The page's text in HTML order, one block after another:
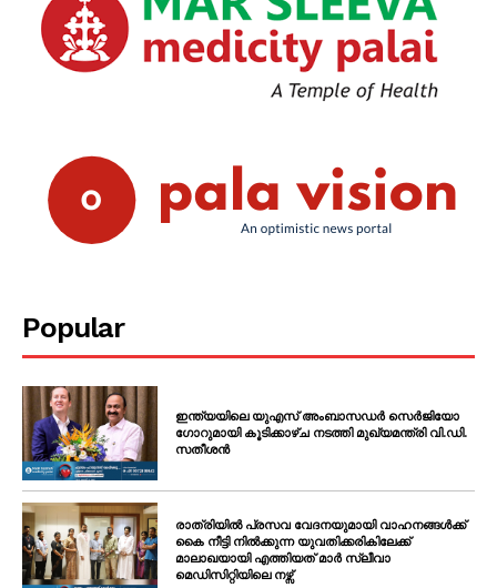
Popular
ഇന്ത്യയിലെ യുഎസ് അംബാസഡർ സെർജിയോ
ഗോറുമായി കൂടിക്കാഴ്ച നടത്തി മുഖ്യമന്ത്രി വി.ഡി.
സതീശൻ
രാത്രിയിൽ പ്രസവ വേദനയുമായി വാഹനങ്ങൾക്ക്
കൈ നീട്ടി നിൽക്കുന്ന യുവതിക്കരികിലേക്ക്
മാലാഖയായി എത്തിയത് മാർ സ്ലീവാ
മെഡിസിറ്റിയിലെ നഴ്സ്